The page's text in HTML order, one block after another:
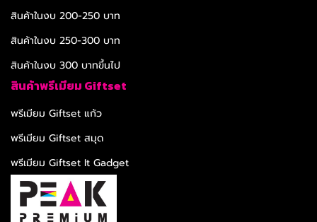
สินค้าในงบ 200-250 บาท
สินค้าในงบ 250-300 บาท
สินค้าในงบ 300 บาทขึ้นไป
สินค้าพรีเมียม Giftset
พรีเมียม Giftset แก้ว
พรีเมียม Giftset สมุด
พรีเมียม Giftset It Gadget